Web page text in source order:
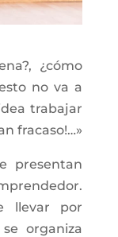
¿cómo
no va a
trabajar
fracaso!…»
presentan
llevar por
organiza